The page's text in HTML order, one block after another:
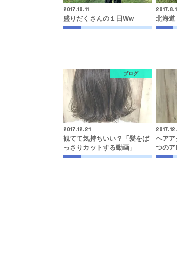
2017.10.11
盛りだくさんの１日ww
北海道
ブログ
2017.12.21
観てて気持ちいい？「髪をば
っさりカットする動画」
ヘアア
つのア